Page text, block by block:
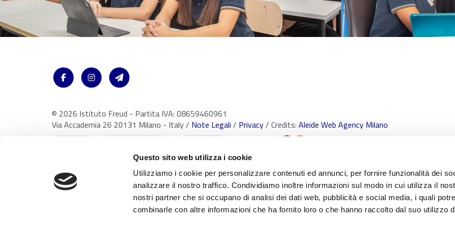
Questo sito web utilizza i cookie
Utilizziamo i cookie per personalizzare contenuti ed annunci, per fornire funzionalità dei
analizzare il nostro traffico. Condividiamo inoltre informazioni sul modo in cui utilizza il
nostri partner che si occupano di analisi dei dati web, pubblicità e social media, i quali
combinarle con altre informazioni che ha fornito loro o che hanno raccolto dal suo utilizzo
© 2026 Istituto Freud - Partita IVA: 08659460961
Via Accademia 26 20131 Milano - Italy / Note Legali / Privacy/ Credits: Aleide Web Agency Milano
Con riferimento al presente sito, i testi, le immagini, la grafica, i marchi e tutti contenuti e le procedure nonché le idee di realizzo di sistemi di
della proprietà intellettuale. Tutti i diritti sono riservati in favore di Scuola Paritaria S.Freud Srl. È vietata qualsiasi utilizzazione, totale o parziale,